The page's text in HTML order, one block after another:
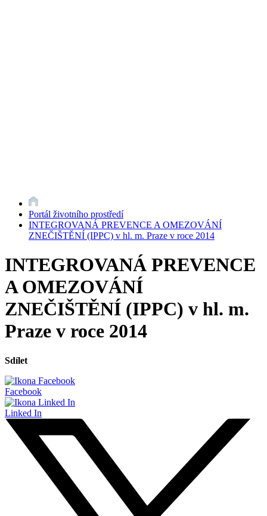
Portál životního prostředí
INTEGROVANÁ PREVENCE A OMEZOVÁNÍ
ZNEČIŠTĚNÍ (IPPC) v hl. m. Praze v roce 2014
INTEGROVANÁ PREVENCE
A OMEZOVÁNÍ
ZNEČIŠTĚNÍ (IPPC) v hl. m.
Praze v roce 2014
Sdílet
Facebook
Linked In